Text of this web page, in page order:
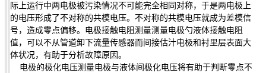
际上运行中两电极被污染情况不可能完全相同对称，于是两电极上
的电压形成了不对称的共模电压。不对称的共模电压就成为差模信
号，造成零点偏移。电极接触电阻测量测量电极勺液体接触电阻
值，可以不从管道卸下流量传感器而间接估汁电极和衬里层表面大
体状况，有助于分析故障原因。
电极的极化电压测量电极与液体间极化电压将有助于判断零点不